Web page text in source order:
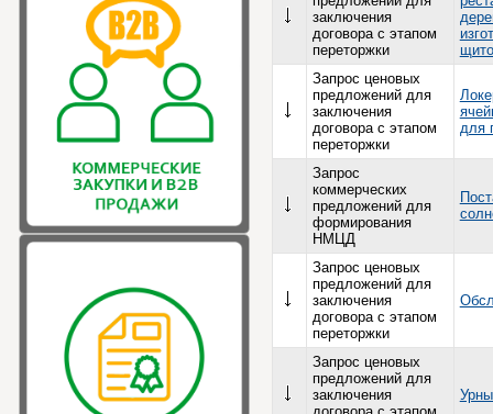
заключения
договора с этапом
переторжки
Запрос ценовых
предложений для
заключения
договора с этапом
переторжки
для
Запрос
коммерческих
предложений для
формирования
НМЦД
Запрос ценовых
предложений для
заключения
договора с этапом
переторжки
Запрос ценовых
предложений для
заключения